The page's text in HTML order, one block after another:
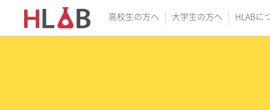
高校生の方へ 大学生の方へ HLABに